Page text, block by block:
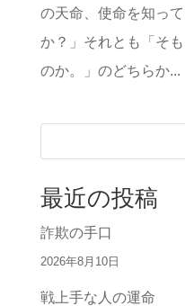
の天命、使命を知っ
か？」それとも「そ
のか。」のどちらか...
最近の投稿
詐欺の手口
2026年8月10日
戦上手な人の運命